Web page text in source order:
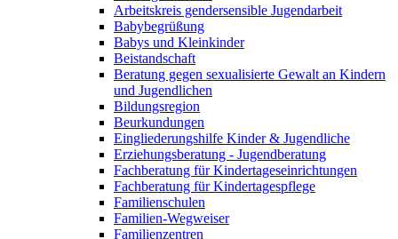
Arbeitskreis gendersensible Jugendarbeit
Babybegrüßung
Babys und Kleinkinder
Beistandschaft
Beratung gegen sexualisierte Gewalt an Kindern
und Jugendlichen
Bildungsregion
Beurkundungen
Eingliederungshilfe Kinder & Jugendliche
Erziehungsberatung - Jugendberatung
Fachberatung für Kindertageseinrichtungen
Fachberatung für Kindertagespflege
Familienschulen
Familien-Wegweiser
Familienzentren